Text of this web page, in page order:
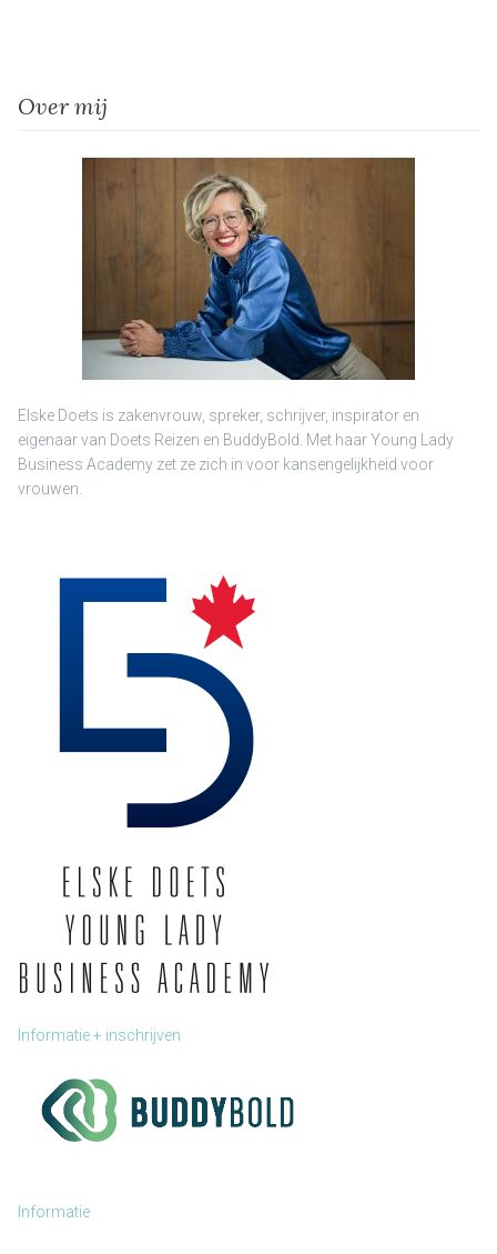
Over mij
Elske Doets is zakenvrouw, spreker, schrijver, inspirator en
eigenaar van Doets Reizen en BuddyBold. Met haar Young Lady
Business Academy zet ze zich in voor kansengelijkheid voor
vrouwen.
Informatie + inschrijven
Informatie